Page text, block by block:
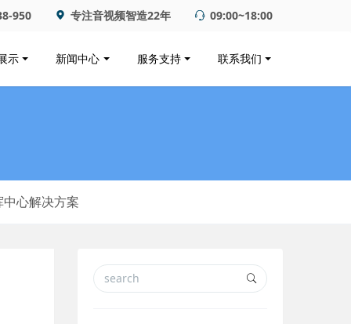
950 专注音视频智造22年 09:00~18:00
示 新闻中心 服务支持 联系我们
中心解决方案